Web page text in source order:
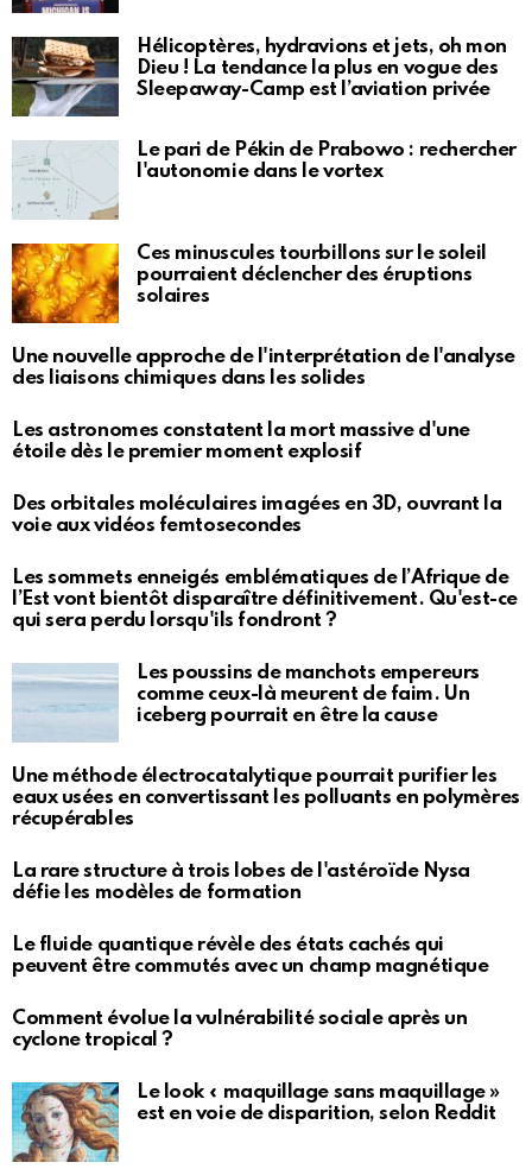
Hélicoptères, hydravions et jets, oh mon
Dieu ! La tendance la plus en vogue des
Sleepaway-Camp est l’aviation privée
Le pari de Pékin de Prabowo : rechercher
l'autonomie dans le vortex
Ces minuscules tourbillons sur le soleil
pourraient déclencher des éruptions
solaires
Une nouvelle approche de l'interprétation de l'analyse
des liaisons chimiques dans les solides
Les astronomes constatent la mort massive d'une
étoile dès le premier moment explosif
Des orbitales moléculaires imagées en 3D, ouvrant la
voie aux vidéos femtosecondes
Les sommets enneigés emblématiques de l’Afrique de
l’Est vont bientôt disparaître définitivement. Qu'est-ce
qui sera perdu lorsqu'ils fondront ?
Les poussins de manchots empereurs
comme ceux-là meurent de faim. Un
iceberg pourrait en être la cause
Une méthode électrocatalytique pourrait purifier les
eaux usées en convertissant les polluants en polymères
récupérables
La rare structure à trois lobes de l'astéroïde Nysa
défie les modèles de formation
Le fluide quantique révèle des états cachés qui
peuvent être commutés avec un champ magnétique
Comment évolue la vulnérabilité sociale après un
cyclone tropical ?
Le look « maquillage sans maquillage »
est en voie de disparition, selon Reddit